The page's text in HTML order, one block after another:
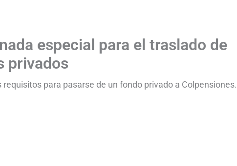
especial para el traslado de
privados
para pasarse de un fondo privado a Colpensiones.